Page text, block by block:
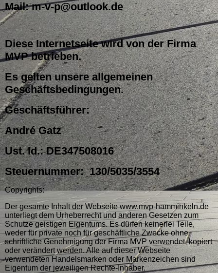
Mail: m-v-p@outlook.de
Diese Internetseite wird von der Firma
MVP betrieben.
Es gelten unsere allgemeinen
Geschäftsbedingungen.
Geschäftsführer:
André Gatz
Ust. Id.: DE347508016
Steuernummer: 130/5035/3554
Copyrights:
Der gesamte Inhalt der Webseite www.mvp-hamminkeln.de
unterliegt dem Urheberrecht und anderen Gesetzen zum
Schutze geistigen Eigentums. Es dürfen keinerlei Teile,
weder für private noch für geschäftliche Zwecke ohne
schriftliche Genehmigung der Firma MVP verwendet, kopiert
oder verändert werden. Alle auf dieser Webseite
verwendeten Handelsmarken oder Markenzeichen sind
Eigentum der jeweiligen Rechte-Inhaber.